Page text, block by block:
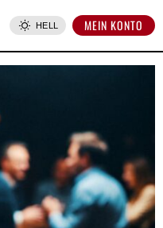
HELL MEIN KONTO